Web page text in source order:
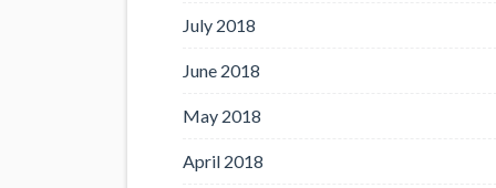
July 2018
June 2018
May 2018
April 2018